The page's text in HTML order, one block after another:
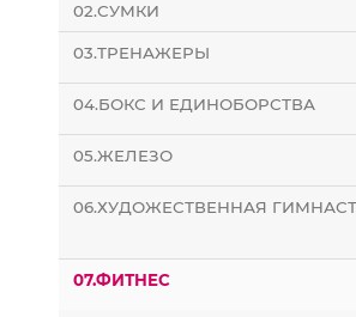
02.СУМКИ
03.ТРЕНАЖЕРЫ
04.БОКС И ЕДИНОБОРСТВА
05.ЖЕЛЕЗО
06.ХУДОЖЕСТВЕННАЯ
07.ФИТНЕС